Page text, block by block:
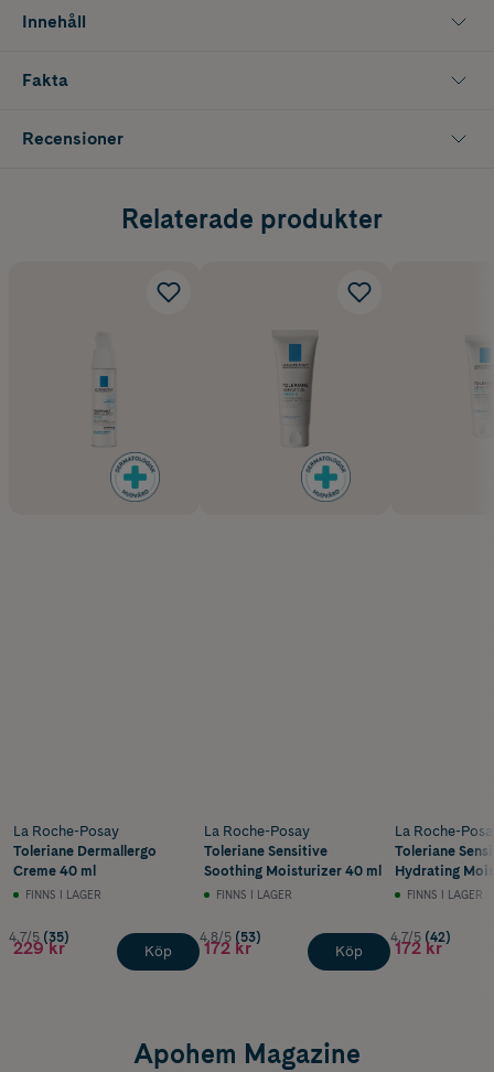
Innehåll
Fakta
Recensioner
Relaterade produkter
La Roche-Posay
Toleriane Dermallergo
Creme 40 ml
FINNS I LAGER
4.7/5 (35)
229 kr Köp
La Roche-Posay
Toleriane Sensitive
Soothing Moisturizer 40 ml
FINNS I LAGER
4.8/5 (53)
172 kr Köp
La Roche-
Toleriane
Hydrating
40 ml
FINNS I LAGER
4.7/5 (42)
172 kr
Apohem Magazine